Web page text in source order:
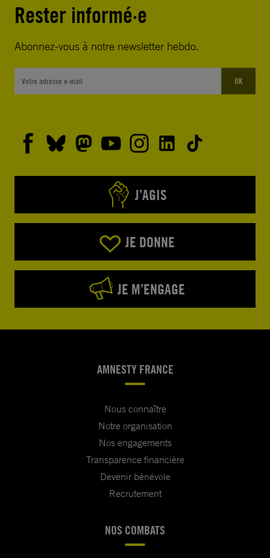
Rester informé·e
Abonnez-vous à notre newsletter hebdo.
OK
J’AGIS
JE DONNE
JE M’ENGAGE
AMNESTY FRANCE
Nous connaître
Notre organisation
Nos engagements
Transparence financière
Devenir bénévole
Recrutement
NOS COMBATS